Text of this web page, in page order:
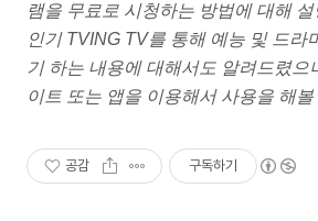
램을 무료로 시청하는 방법에 대해
인기 TVING TV를 통해 예능 및 드라
기 하는 내용에 대해서도 알려드렸으
이트 또는 앱을 이용해서 사용을 해볼
공감 구독하기